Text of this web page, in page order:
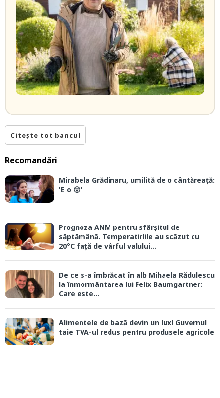
Citește tot bancul
Recomandări
Mirabela Grădinaru, umilită de o cântăreață:
'E o 😲'
Prognoza ANM pentru sfârșitul de
săptămână. Temperatirlile au scăzut cu
20°C față de vârful valului...
De ce s-a îmbrăcat în alb Mihaela Rădulescu
la înmormântarea lui Felix Baumgartner:
Care este...
Alimentele de bază devin un lux! Guvernul
taie TVA-ul redus pentru produsele agricole